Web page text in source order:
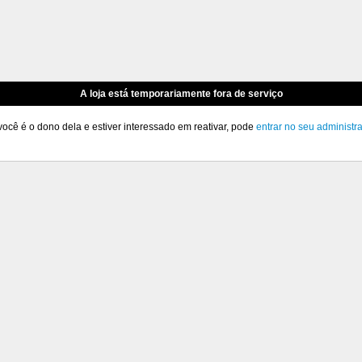
A loja está temporariamente fora de serviço
é o dono dela e estiver interessado em reativar, pode entrar no seu